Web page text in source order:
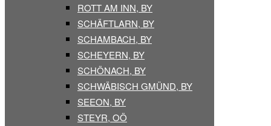
ROTT AM INN, BY
SCHÄFTLARN, BY
SCHAMBACH, BY
SCHEYERN, BY
SCHÖNACH, BY
SCHWÄBISCH GMÜND, BY
SEEON, BY
STEYR, OÖ